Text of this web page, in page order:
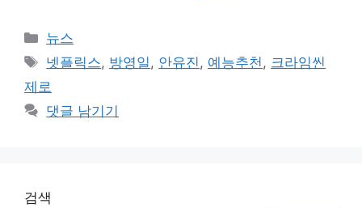
카
테
고
리
뉴스
태
그
넷플릭스, 방영일 , 안유진 , 예능추천 , 크라임씬
제로
댓글 남기기
검색